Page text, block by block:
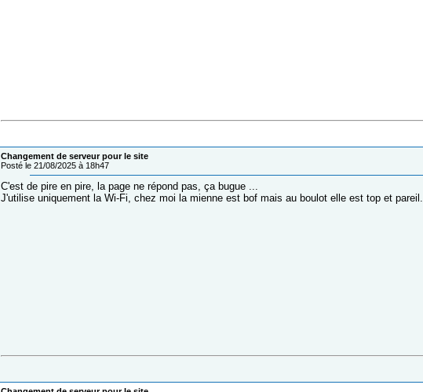
Changement de serveur pour le site
Posté le 21/08/2025 à 18h47
C'est de pire en pire, la page ne répond pas, ça bugue ...
J'utilise uniquement la Wi-Fi, chez moi la mienne est bof mais au boulot elle est top et pareil.